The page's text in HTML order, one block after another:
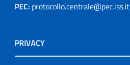
PEC: protocollo.centrale@pec.iss.it
PRIVACY